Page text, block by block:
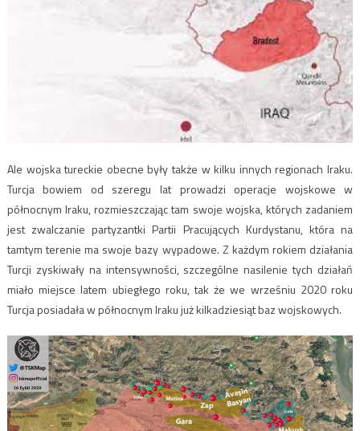
Ale wojska tureckie obecne były także w kilku innych regionach Iraku.
Turcja bowiem od szeregu lat prowadzi operacje wojskowe w
północnym Iraku, rozmieszczając tam swoje wojska, których zadaniem
jest zwalczanie partyzantki Partii Pracujących Kurdystanu, która na
tamtym terenie ma swoje bazy wypadowe. Z każdym rokiem działania
Turcji zyskiwały na intensywności, szczególne nasilenie tych działań
miało miejsce latem ubiegłego roku, tak że we wrześniu 2020 roku
Turcja posiadała w północnym Iraku już kilkadziesiąt baz wojskowych.